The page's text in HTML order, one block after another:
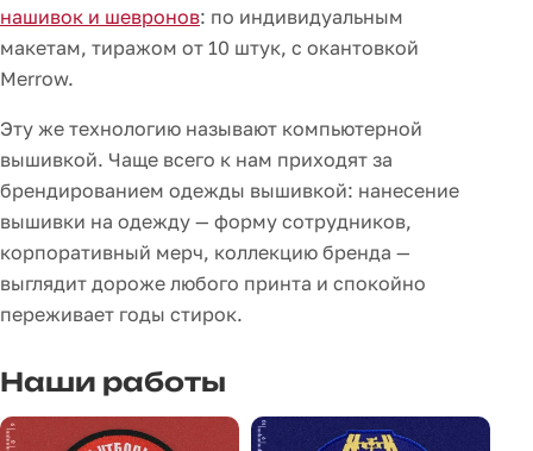
нашивок и шевронов: по индивидуальным
макетам, тиражом от 10 штук, с окантовкой
Merrow.
Эту же технологию называют компьютерной
вышивкой. Чаще всего к нам приходят за
брендированием одежды вышивкой: нанесение
вышивки на одежду — форму сотрудников,
корпоративный мерч, коллекцию бренда —
выглядит дороже любого принта и спокойно
переживает годы стирок.
Наши работы